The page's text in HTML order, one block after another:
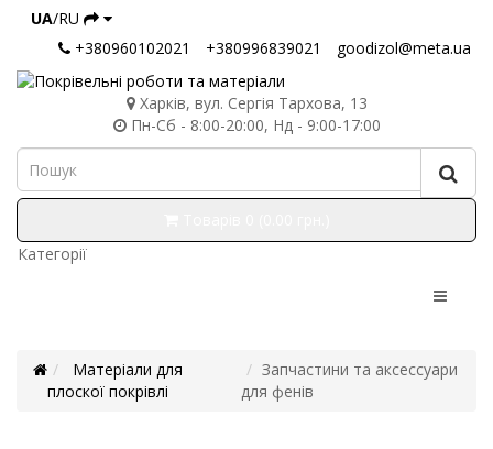
UA/RU
+380960102021
+380996839021 goodizol@meta.ua
Харків, вул. Сергія Тархова, 13
Пн-Сб - 8:00-20:00, Нд - 9:00-17:00
Категорії
Матеріали для
плоскої покрівлі
Запчастини та аксессуари
для фенів